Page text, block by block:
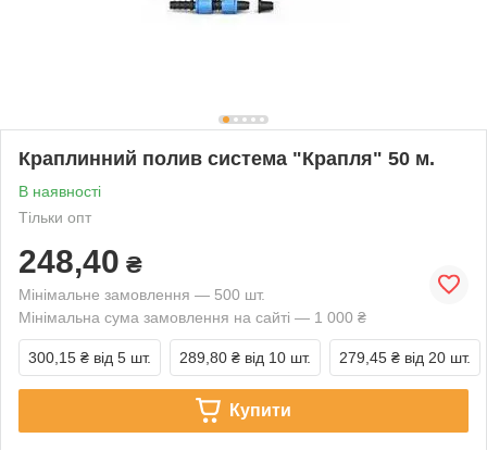
Краплинний полив система "Крапля" 50 м.
В наявності
Тільки опт
248,40 ₴
Мінімальне замовлення — 500 шт.
Мінімальна сума замовлення на сайті — 1 000 ₴
300,15 ₴ від 5 шт. 289,80 ₴ від 10 шт. 279,45 ₴ від 20 шт.
Купити